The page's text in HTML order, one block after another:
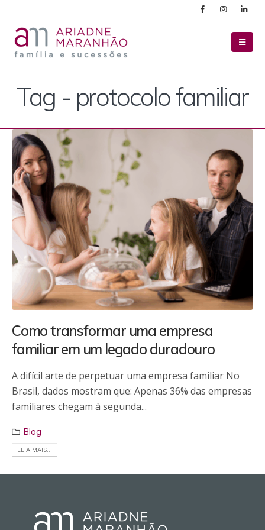
Tag - protocolo familiar
Como transformar uma empresa
familiar em um legado duradouro
A difícil arte de perpetuar uma empresa familiar No
Brasil, dados mostram que: Apenas 36% das empresas
familiares chegam à segunda...
Blog
LEIA MAIS...